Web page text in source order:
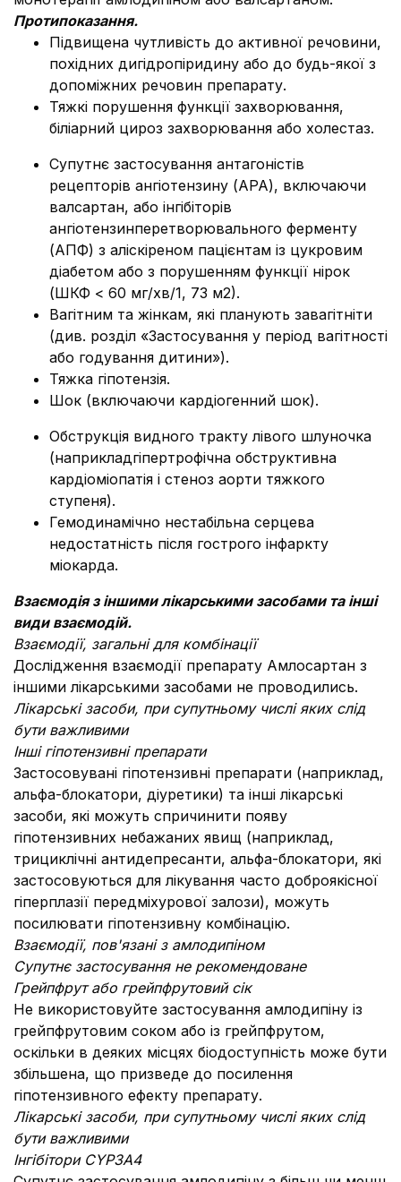
Протипоказання.
Підвищена чутливість до активної речовини,
похідних дигідропіридину або до будь-якої з
допоміжних речовин препарату.
Тяжкі порушення функції захворювання,
біліарний цироз захворювання або холестаз.
Супутнє застосування антагоністів
рецепторів ангіотензину (АРА), включаючи
валсартан, або інгібіторів
ангіотензинперетворювального ферменту
(АПФ) з аліскіреном пацієнтам із цукровим
діабетом або з порушенням функції нірок
(ШКФ < 60 мг/хв/1, 73 м2).
Вагітним та жінкам, які планують завагітніти
(див. розділ «Застосування у період вагітності
або годування дитини»).
Тяжка гіпотензія.
Шок (включаючи кардіогенний шок).
Обструкція видного тракту лівого шлуночка
(наприкладгіпертрофічна обструктивна
кардіоміопатія і стеноз аорти тяжкого
ступеня).
Гемодинамічно нестабільна серцева
недостатність після гострого інфаркту
міокарда.
Взаємодія з іншими лікарськими засобами та інші
види взаємодій.
Взаємодії, загальні для комбінації
Дослідження взаємодії препарату Амлосартан з
іншими лікарськими засобами не проводились.
Лікарські засоби, при супутньому числі яких слід
бути важливими
Інші гіпотензивні препарати
Застосовувані гіпотензивні препарати (наприклад,
альфа-блокатори, діуретики) та інші лікарські
засоби, які можуть спричинити появу
гіпотензивних небажаних явищ (наприклад,
трициклічні антидепресанти, альфа-блокатори, які
застосовуються для лікування часто доброякісної
гіперплазії передміхурової залози), можуть
посилювати гіпотензивну комбінацію.
Взаємодії, пов'язані з амлодипіном
Супутнє застосування не рекомендоване
Грейпфрут або грейпфрутовий сік
Не використовуйте застосування амлодипіну із
грейпфрутовим соком або із грейпфрутом,
оскільки в деяких місцях біодоступність може бути
збільшена, що призведе до посилення
гіпотензивного ефекту препарату.
Лікарські засоби, при супутньому числі яких слід
бути важливими
Інгібітори CYP3A4